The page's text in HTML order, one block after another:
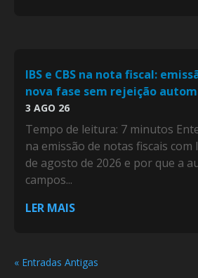
IBS e CBS na nota fiscal:
nova fase sem rejeição
3 AGO 26
Tempo de leitura: 7 minutos
na emissão de notas fiscais com
de agosto de 2026 e por que a
campos...
LER MAIS
« Entradas Antigas